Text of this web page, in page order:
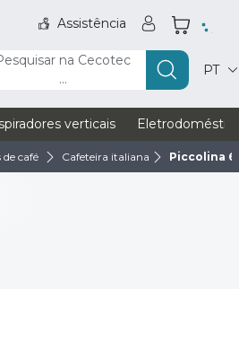
Assistência
na Cecotec
...
PT
verticais
café Cafeteira italiana Piccolina